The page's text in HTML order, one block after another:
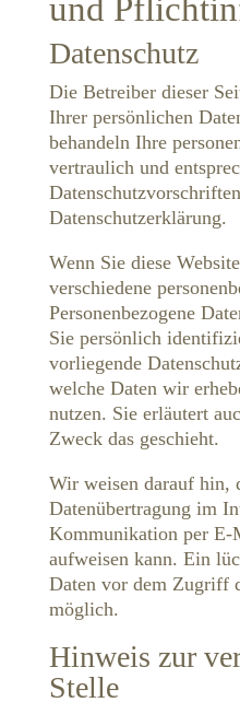
und
Datenschutz
Die Betreiber dieser
Ihrer persönlichen
behandeln Ihre
vertraulich und
Datenschutzerklärung.
Wenn Sie diese
verschiedene
Personenbezogene
Sie persönlich
vorliegende
welche Daten wir
nutzen. Sie erläutert
Zweck das geschieht.
Wir weisen darauf hin,
Datenübertragung im
Kommunikation per E-
aufweisen kann. Ein
Daten vor dem Zugriff
möglich.
Hinweis zur
Stelle